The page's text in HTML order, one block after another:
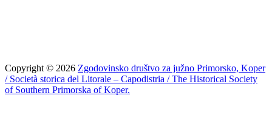
Copyright © 2026 Zgodovinsko društvo za južno Primorsko, Koper
/ Società storica del Litorale – Capodistria / The Historical Society
of Southern Primorska of Koper.